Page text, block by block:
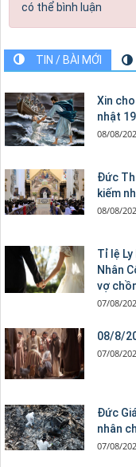
có thể bình luận
TIN / BÀI MỚI
Xin
nhật
08/08/
Đức
kiếm
08/08/
Tỉ lệ
Nhân
vợ
07/08/
08/8/
07/08/
Đức
nhân
07/08/